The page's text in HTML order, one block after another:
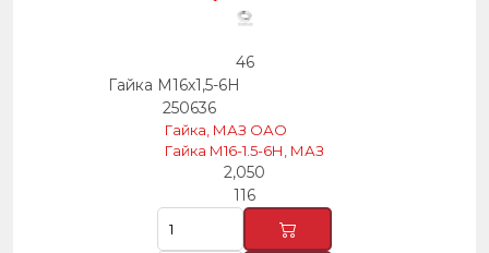
46
Гайка М16х1,5-6Н
250636
Гайка, МАЗ ОАО
Гайка М16-1.5-6Н, МАЗ
2,050
116